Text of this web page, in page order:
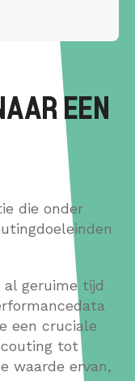
EEN
die onder
al geruime tijd
een cruciale
tot
waarde ervan,